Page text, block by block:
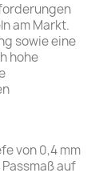
am Markt.
sowie eine
hohe
von 0,4 mm
auf